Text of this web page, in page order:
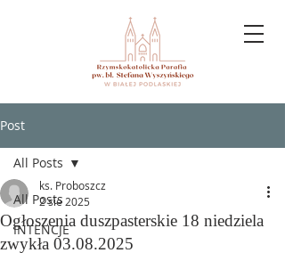
Post
All Posts
INTENCJE
All Posts
Ogłoszenia duszpasterskie 18 niedziela
zwykła 03.08.2025
ks. Proboszcz
2 sie 2025